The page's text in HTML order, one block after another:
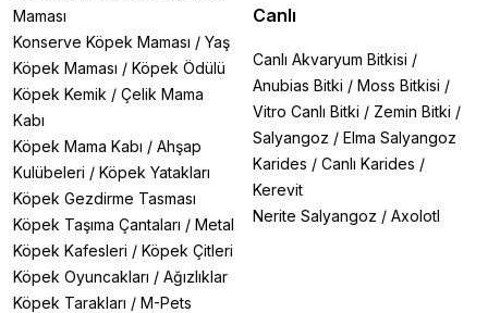
Maması
Konserve Köpek Maması / Yaş
Köpek Maması / Köpek Ödülü
Köpek Kemik / Çelik Mama
Kabı
Köpek Mama Kabı / Ahşap
Kulübeleri / Köpek Yatakları
Köpek Gezdirme Tasması
Köpek Taşıma Çantaları / Metal
Köpek Kafesleri / Köpek Çitleri
Köpek Oyuncakları / Ağızlıklar
Köpek Tarakları / M-Pets
Canlı
Canlı Akvaryum Bitkisi /
Anubias Bitki / Moss Bitkisi /
Vitro Canlı Bitki / Zemin Bitki /
Salyangoz / Elma Salyangoz
Karides / Canlı Karides /
Kerevit
Nerite Salyangoz / Axolotl